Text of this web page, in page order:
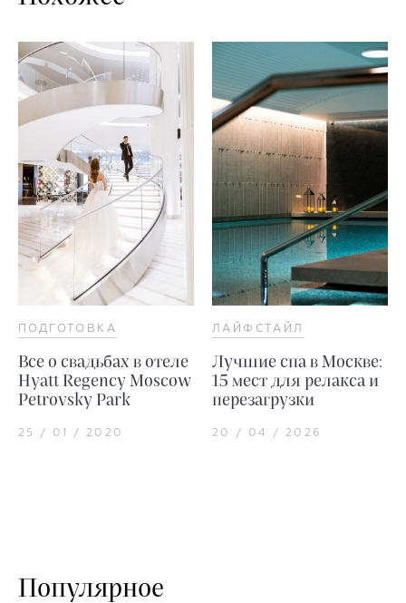
ПОДГОТОВКА
Все о свадьбах в отеле
Hyatt Regency Moscow
Petrovsky Park
25 / 01 / 2020
ЛАЙФСТАЙЛ
Лучшие спа в Москве:
15 мест для релакса и
перезагрузки
20 / 04 / 2026
Популярное